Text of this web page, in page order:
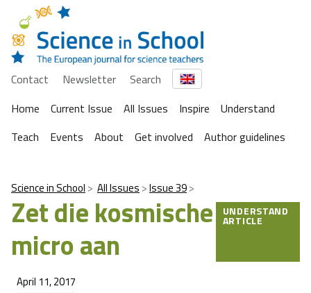
Contact Newsletter
Search
Home
Current Issue All Issues Inspire
Understand
Teach
Events About Get involved Author guidelines
Science in School All Issues Issue 39
Zet die kosmische
micro aan
UNDERSTAND
ARTICLE
April 11, 2017